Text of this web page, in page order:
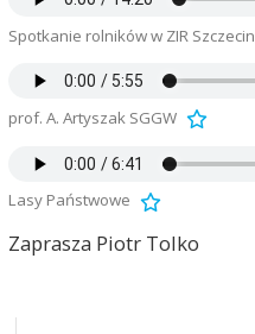
Spotkanie rolników w ZIR Szczecin
prof. A. Artyszak SGGW
Lasy Państwowe
Zaprasza Piotr Tolko